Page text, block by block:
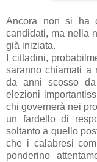
Ancora non si ha
candidati, ma nella
già iniziata.
I cittadini,
saranno chiamati a
da anni scosso
elezioni
chi governerà nei
un fardello di
soltanto a quello
che i calabresi
ponderino